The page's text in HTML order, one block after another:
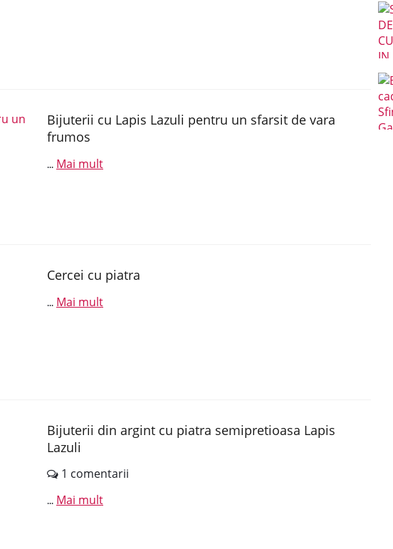
Bijuterii cu Lapis Lazuli pentru un sfarsit de vara
frumos
... Mai mult
Cercei cu piatra
... Mai mult
Bijuterii din argint cu piatra semipretioasa Lapis
Lazuli
1 comentarii
... Mai mult